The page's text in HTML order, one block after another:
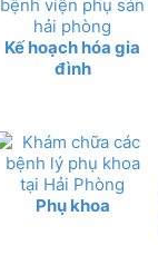
Kế hoạch hóa gia
đình
Phụ khoa